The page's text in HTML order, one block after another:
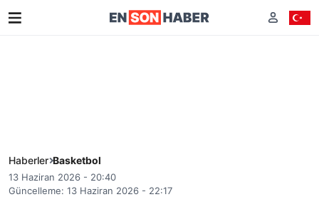
Haberler Basketbol
13 Haziran 2026 - 20:40
Güncelleme: 13 Haziran 2026 - 22:17